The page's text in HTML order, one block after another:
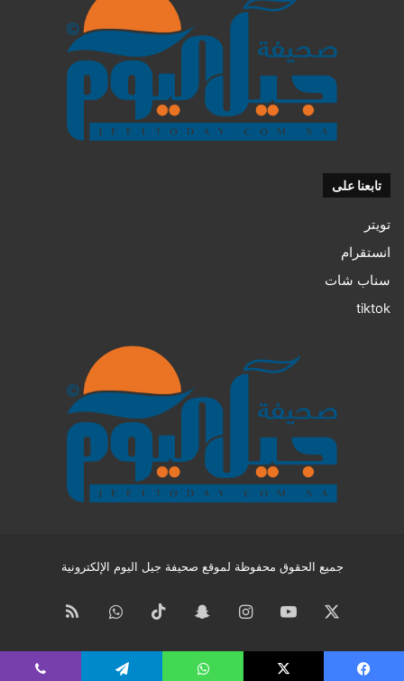
تابعنا على
تويتر
انستقرام
سناب شات
tiktok
جميع الحقوق محفوظة لموقع صحيفة جيل اليوم الإلكترونية
‫YouTubeانستقرامسناب
تشات
‫TikTok واتساب
الموقع